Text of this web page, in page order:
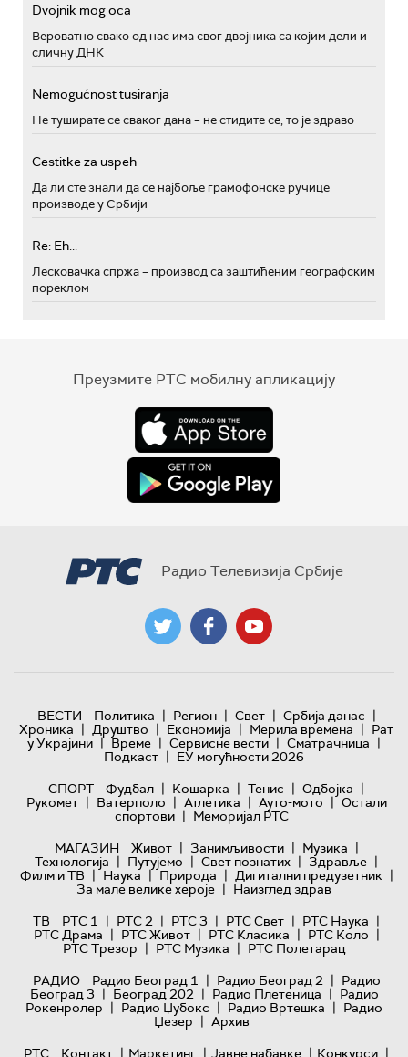
Dvojnik mog oca
Вероватно свако од нас има свог двојника са којим дели и
сличну ДНК
Nemogućnost tusiranja
Не туширате се сваког дана – не стидите се, то је здраво
Cestitke za uspeh
Да ли сте знали да се најбоље грамофонске ручице
производе у Србији
Re: Eh...
Лесковачка спржа – производ са заштићеним географским
пореклом
Преузмите РТС мобилну апликацију
Радио Телевизија Србије
ВЕСТИ Политика | Регион | Свет | Србија данас |
Хроника | Друштво | Економија | Мерила времена | Рат
у Украјини | Време | Сервисне вести | Сматрачница |
Подкаст | ЕУ могућности 2026
СПОРТ
Фудбал | Кошарка | Тенис | Одбојка |
Рукомет | Ватерполо | Атлетика | Ауто-мото | Остали
спортови | Меморијал РТС
МАГАЗИН
Живот | Занимљивости | Музика |
Технологијa | Путујемо | Свет познатих | Здравље |
Филм и ТВ | Наука | Природа | Дигитални предузетник |
За мале велике хероје | Наизглед здрав
ТВ
РТС 1 | РТС 2 | РТС 3 | РТС Свет | РТС Наука |
РТС Драма | РТС Живот | РТС Класика | РТС Коло |
РТС Трезор | РТС Музика | РТС Полетарац
РАДИО
Радио Београд 1 | Радио Београд 2 | Радио
Београд 3 | Београд 202 | Радио Плетеница | Радио
Рокенролер | Радио Џубокс | Радио Вртешка | Радио
Џезер | Архив
РТС
Контакт | Маркетинг | Јавне набавке | Конкурси |